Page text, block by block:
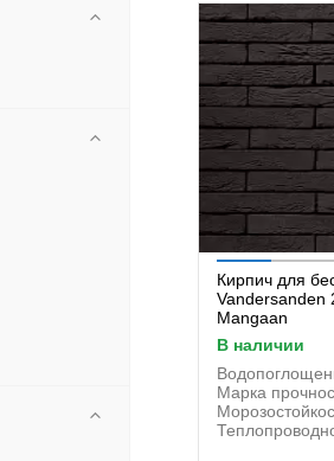
Кирпич для
Vandersanden
Mangaan
в наличии
Марка